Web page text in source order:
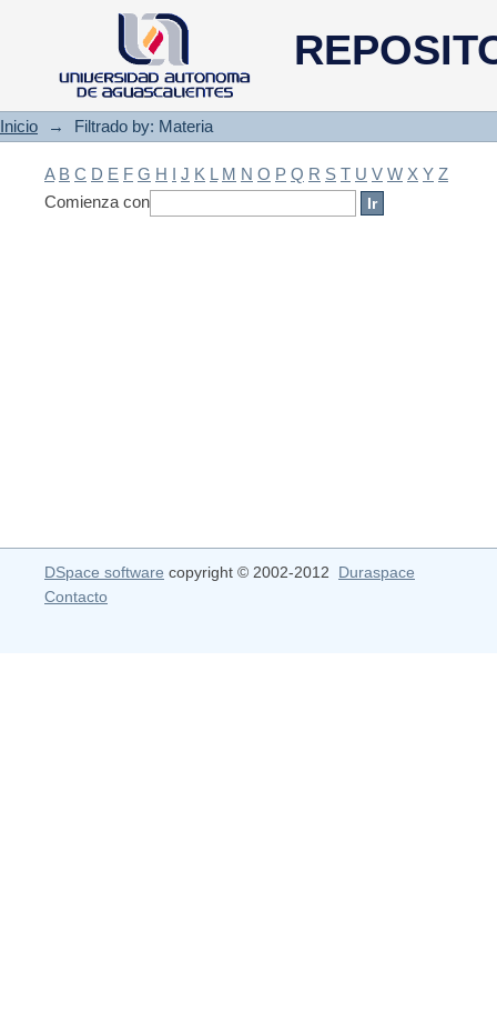
Filtrado by: Materia
Inicio → Filtrado by: Materia
A B C D E F G H I J K L M N O P Q R S T U V W X Y Z
Comienza con
DSpace software copyright © 2002-2012 Duraspace
Contacto